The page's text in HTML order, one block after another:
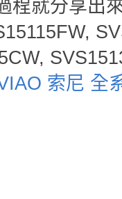
程就分享出
索尼 全